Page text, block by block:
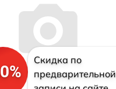
Скидка по
предварительной